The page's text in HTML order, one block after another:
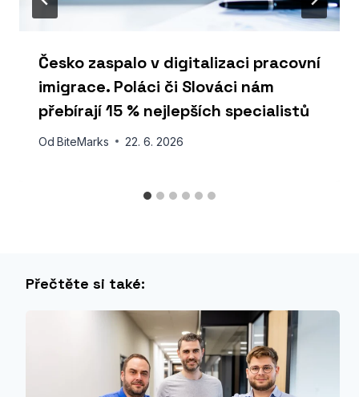
Česko zaspalo v digitalizaci pracovní
imigrace. Poláci či Slováci nám
přebírají 15 % nejlepších specialistů
Od BiteMarks 22. 6. 2026
Přečtěte si také: